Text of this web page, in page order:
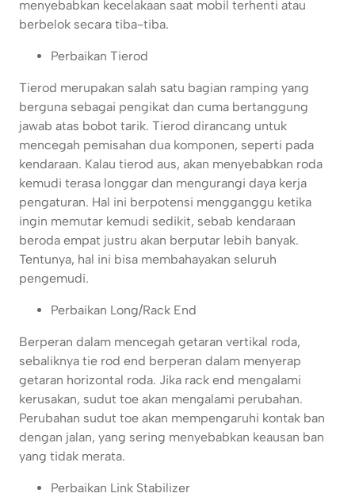
menyebabkan kecelakaan saat mobil terhenti atau
berbelok secara tiba-tiba.
Perbaikan Tierod
Tierod merupakan salah satu bagian ramping yang
berguna sebagai pengikat dan cuma bertanggung
jawab atas bobot tarik. Tierod dirancang untuk
mencegah pemisahan dua komponen, seperti pada
kendaraan. Kalau tierod aus, akan menyebabkan roda
kemudi terasa longgar dan mengurangi daya kerja
pengaturan. Hal ini berpotensi mengganggu ketika
ingin memutar kemudi sedikit, sebab kendaraan
beroda empat justru akan berputar lebih banyak.
Tentunya, hal ini bisa membahayakan seluruh
pengemudi.
Perbaikan Long/Rack End
Berperan dalam mencegah getaran vertikal roda,
sebaliknya tie rod end berperan dalam menyerap
getaran horizontal roda. Jika rack end mengalami
kerusakan, sudut toe akan mengalami perubahan.
Perubahan sudut toe akan mempengaruhi kontak ban
dengan jalan, yang sering menyebabkan keausan ban
yang tidak merata.
Perbaikan Link Stabilizer